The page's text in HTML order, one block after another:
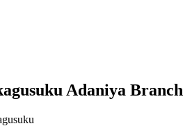
Adaniya Branch